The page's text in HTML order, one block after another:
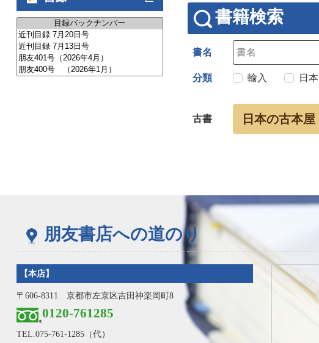
書籍検索
書名
分類 輸入 日本
古書 日本の古本屋
朋友書店への道のり
【本店】
〒606-8311 京都市左京区吉田神楽岡町8
0120-761285
TEL. 075-761-1285（代）